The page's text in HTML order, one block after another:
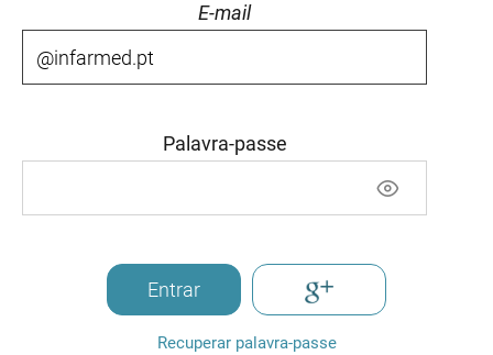
E-mail
Palavra-passe
Entrar
Recuperar palavra-passe